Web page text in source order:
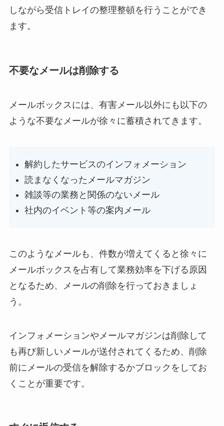
しながら受信トレイの整理整頓を行うことができ
ます。
不要なメールは削除する
メールボックスには、有害メール以外にも以下の
ような不要なメールが徐々に蓄積されてきます。
解約したサービスのインフォメーション
読まなくなったメールマガジン
雑談等の業務と関係のないメール
社内のイベント等の案内メール
このようなメールも、件数が増えてくると徐々に
メールボックスを占有して業務効率を下げる原因
となるため、メールの削除を行っておきましょ
う。
インフォメーションやメールマガジンは削除して
も再び新しいメールが送付されてくるため、削除
前にメールの受信を解除するかブロックをしてお
くことが重要です。